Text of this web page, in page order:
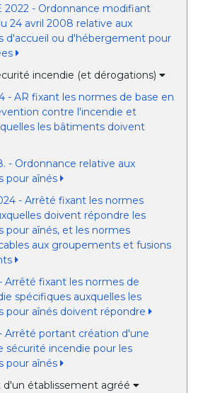
2022 - Ordonnance modifiant
24 avril 2008 relative aux
d'accueil ou d'hébergement pour
incendie (et dérogations)
- AR fixant les normes de base en
contre l'incendie et
les bâtiments doivent
- Ordonnance relative aux
pour aînés
- Arrêté fixant les normes
doivent répondre les
pour aînés, et les normes
aux groupements et fusions
Arrêté fixant les normes de
spécifiques auxquelles les
pour aînés doivent répondre
Arrêté portant création d'une
sécurité incendie pour les
pour aînés
établissement agréé